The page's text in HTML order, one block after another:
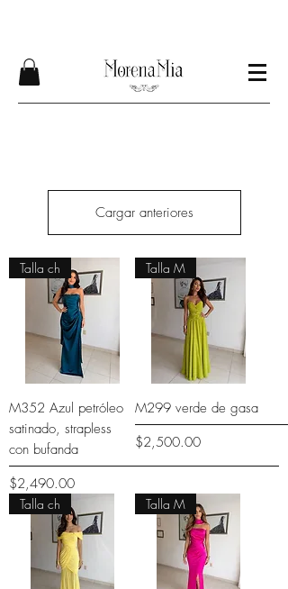
Cargar anteriores
Talla ch
M352 Azul petróleo
satinado, strapless
con bufanda
Precio
$2,490.00
Talla M
M299 verde de gasa
Precio
$2,500.00
Talla ch Talla M